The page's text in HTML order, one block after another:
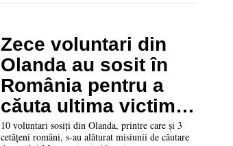
Zece voluntari din
Olanda au sosit în
România pentru a
căuta ultima victimă
căzută în râul Mureș
10 voluntari sosiți din Olanda, printre care și 3
cetățeni români, s-au alăturat misiunii de căutare